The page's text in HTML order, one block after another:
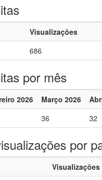
Visualizações
686
por mês
2026 Março 2026
36 32
por
Visualizações